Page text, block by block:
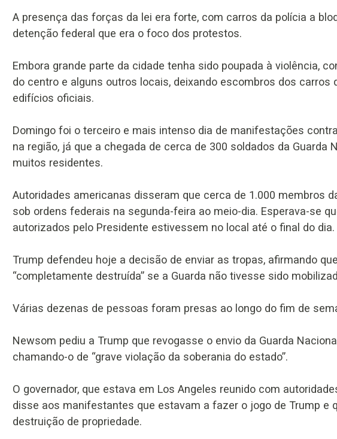
A presença das forças da lei era forte, com carros da polícia a
detenção federal que era o foco dos protestos.
Embora grande parte da cidade tenha sido poupada à violência,
do centro e alguns outros locais, deixando escombros dos
edifícios oficiais.
Domingo foi o terceiro e mais intenso dia de manifestações
na região, já que a chegada de cerca de 300 soldados da Guarda
muitos residentes.
Autoridades americanas disseram que cerca de 1.000 membros
sob ordens federais na segunda-feira ao meio-dia. Esperava-se
autorizados pelo Presidente estivessem no local até o final do dia.
Trump defendeu hoje a decisão de enviar as tropas, afirmando
“completamente destruída” se a Guarda não tivesse sido
Várias dezenas de pessoas foram presas ao longo do fim de
Newsom pediu a Trump que revogasse o envio da Guarda
chamando-o de “grave violação da soberania do estado”.
O governador, que estava em Los Angeles reunido com
disse aos manifestantes que estavam a fazer o jogo de Trump e
destruição de propriedade.